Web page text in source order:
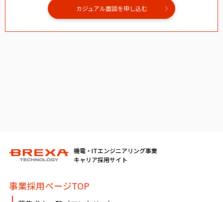
カジュアル面談を申し込む
機電・ITエンジニアリング事業
キャリア採用サイト
事業採用ページTOP